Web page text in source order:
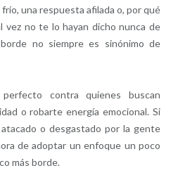
una respuesta afilada o, por qué
vez no te lo hayan dicho nunca de
no siempre es sinónimo de
contra quienes buscan
o robarte energía emocional. Si
o desgastado por la gente
de adoptar un enfoque un poco
más borde.